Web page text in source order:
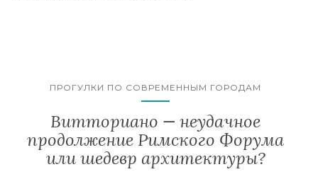
ПРОГУЛКИ ПО СОВРЕМЕННЫМ ГОРОДАМ
Витториано — неудачное
продолжение Римского Форума
или шедевр архитектуры?